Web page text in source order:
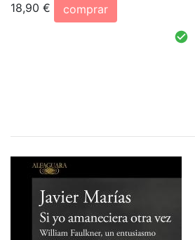
18,90 €
comprar